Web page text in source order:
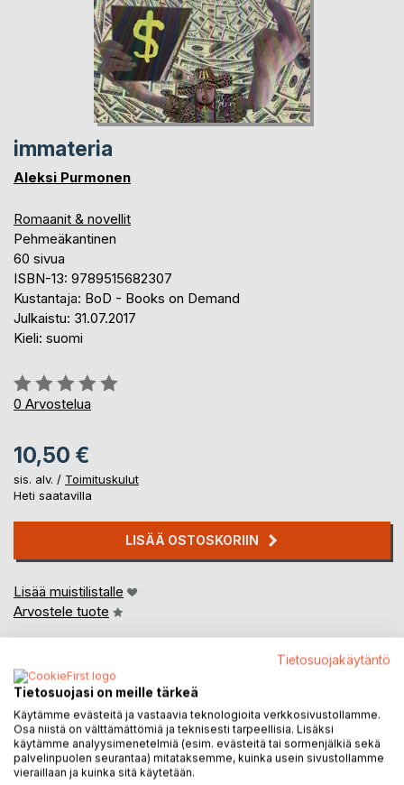
immateria
Aleksi Purmonen
Romaanit & novellit
Pehmeäkantinen
60 sivua
ISBN-13: 9789515682307
Kustantaja: BoD - Books on Demand
Julkaistu: 31.07.2017
Kieli: suomi
Arvostelu::
0%
0 Arvostelua
10,50 €
sis. alv. / Toimituskulut
Heti saatavilla
LISÄÄ OSTOSKORIIN
Lisää muistilistalle
Arvostele tuote
KUVAUS
Tietosuojakäytäntö
Tietosuojasi on meille tärkeä
Käytämme evästeitä ja vastaavia teknologioita verkkosivustollamme.
Osa niistä on välttämättömiä ja teknisesti tarpeellisia. Lisäksi
käytämme analyysimenetelmiä (esim. evästeitä tai sormenjälkiä sekä
palvelinpuolen seurantaa) mitataksemme, kuinka usein sivustollamme
vieraillaan ja kuinka sitä käytetään.